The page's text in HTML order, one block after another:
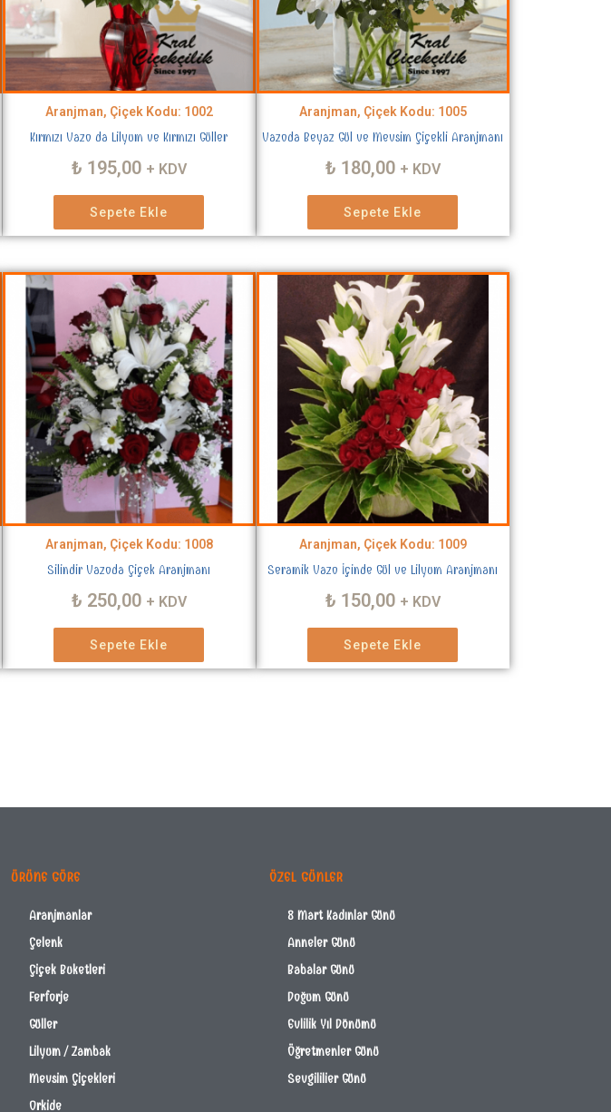
Aranjman, Çiçek Kodu: 1002
Kırmızı Vazo da Lilyum ve Kırmızı Güller
₺ 195,00 + KDV
Sepete Ekle
Aranjman, Çiçek Kodu: 1005
Vazoda Beyaz Gül ve Mevsim Çiçekli Aranjmanı
₺ 180,00 + KDV
Sepete Ekle
Aranjman, Çiçek Kodu: 1008
Silindir Vazoda Çiçek Aranjmanı
₺ 250,00 + KDV
Sepete Ekle
Aranjman, Çiçek Kodu: 1009
Seramik Vazo İçinde Gül ve Lilyum Aranjmanı
₺ 150,00 + KDV
Sepete Ekle
ÜRÜNE GÖRE
Aranjmanlar
Çelenk
Çiçek Buketleri
Ferforje
Güller
Lilyum / Zambak
Mevsim Çiçekleri
Orkide
ÖZEL GÜNLER
8 Mart Kadınlar Günü
Anneler Günü
Babalar Günü
Doğum Günü
Evlilik Yıl Dönümü
Öğretmenler Günü
Sevgililier Günü